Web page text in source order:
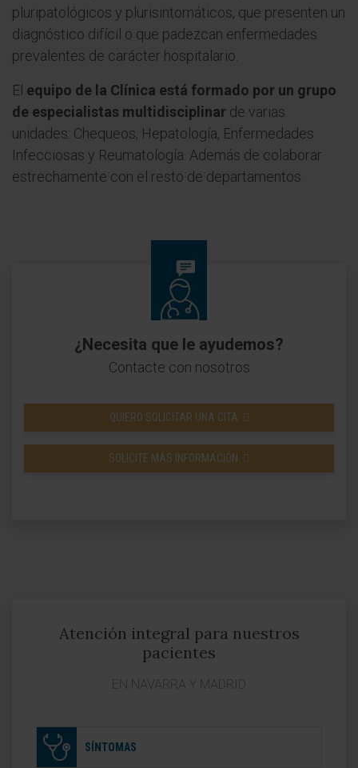
pluripatológicos y plurisintomáticos, que presenten un
diagnóstico difícil o que padezcan enfermedades
prevalentes de carácter hospitalario.
El equipo de la Clínica está formado por un grupo
de especialistas multidisciplinar de varias
unidades: Chequeos, Hepatología, Enfermedades
Infecciosas y Reumatología. Además de colaborar
estrechamente con el resto de departamentos.
¿Necesita que le ayudemos?
Contacte con nosotros
QUIERO SOLICITAR UNA CITA
SOLICITE MÁS INFORMACIÓN
Atención integral para nuestros
pacientes
EN NAVARRA Y MADRID
SÍNTOMAS